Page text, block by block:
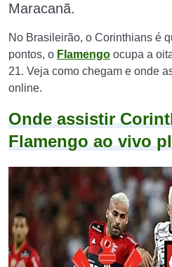
Maracanã.
No Brasileirão, o Corinthians é
pontos, o Flamengo ocupa a
21. Veja como chegam e onde
online.
Onde assistir
Flamengo ao vivo